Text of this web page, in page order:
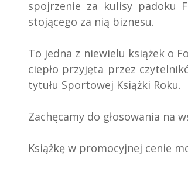
spojrzenie za kulisy padoku
stojącego za nią biznesu.
To jedna z niewielu książek o
ciepło przyjęta przez
tytułu Sportowej Książki Roku.
Zachęcamy do głosowania na
Książkę w promocyjnej cenie